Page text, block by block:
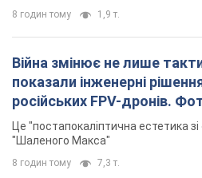
8 годин тому 1,9 т.
Війна змінює не лише
показали інженерні
російських FPV-дронів.
Це "постапокаліптична естетика зі
"Шаленого Макса"
8 годин тому 7,3 т.